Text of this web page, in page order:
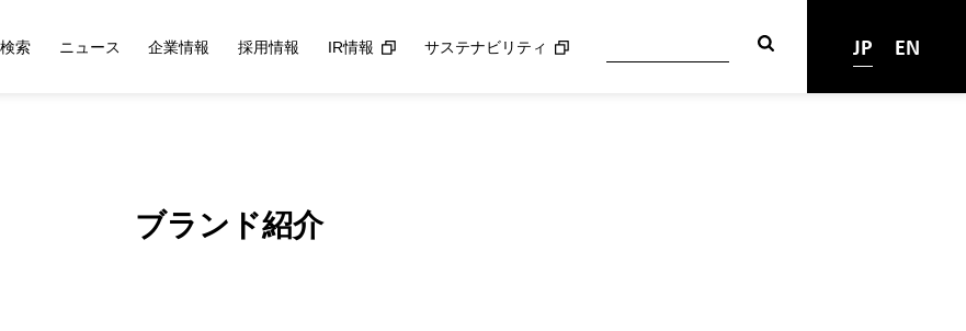
索 ニュース 企業情報 採用情報 IR情報 サステナビリティ JP EN
ブランド紹介